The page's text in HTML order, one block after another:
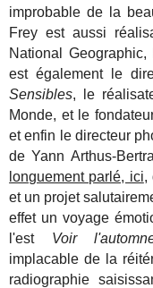
improbable de la
Frey est aussi
National Geographic,
est également le
Sensibles, le
Monde, et le
et enfin le directeur
de Yann Arthus-
longuement parlé, ici,
et un projet
effet un voyage
l'est Voir
implacable de la
radiographie